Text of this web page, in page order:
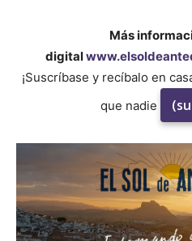
Más
digital
¡Suscríbase y recíbalo en
que nadie